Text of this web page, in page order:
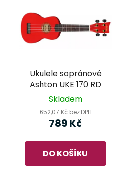
Ukulele sopránové
Ashton UKE 170 RD
Skladem
652,07 Kč bez DPH
789 Kč
DO KOŠÍKU